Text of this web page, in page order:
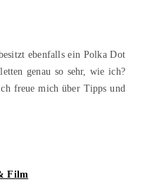
ebenfalls ein Polka Dot
genau so sehr, wie ich?
freue mich über Tipps und
Film